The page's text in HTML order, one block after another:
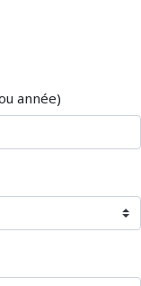
année)